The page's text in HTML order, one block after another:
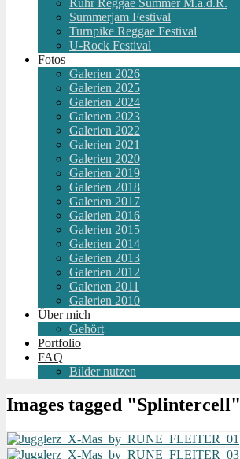
Summerjam Festival
Turnpike Reggae Festival
U-Rock Festival
Fotos
Galerien 2026
Galerien 2025
Galerien 2024
Galerien 2023
Galerien 2022
Galerien 2021
Galerien 2020
Galerien 2019
Galerien 2018
Galerien 2017
Galerien 2016
Galerien 2015
Galerien 2014
Galerien 2013
Galerien 2012
Galerien 2011
Galerien 2010
Über mich
Gehört
Portfolio
FAQ
Bilder nutzen
Images tagged "Splintercell"